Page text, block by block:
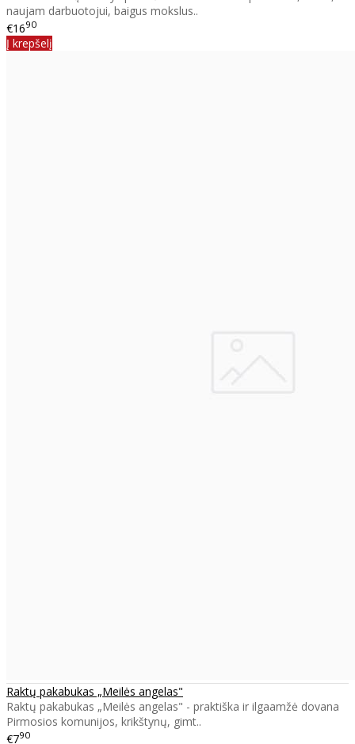
naujam darbuotojui, baigus mokslus..
€1690
Į krepšelį
Raktų pakabukas „Meilės angelas"
Raktų pakabukas „Meilės angelas" - praktiška ir ilgaamžė dovana
Pirmosios komunijos, krikštynų, gimt..
€790